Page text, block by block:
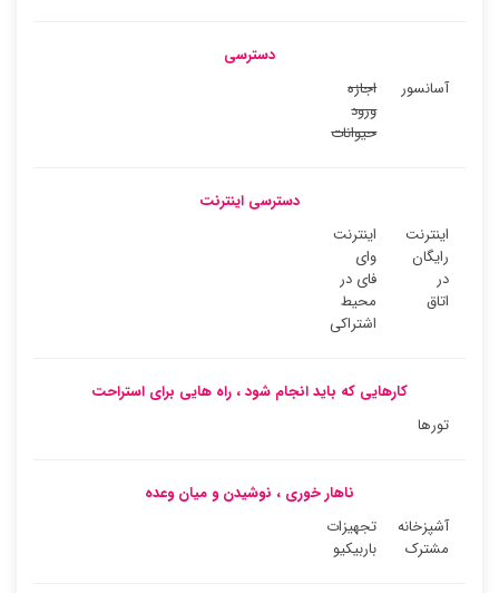
دسترسی
آسانسور
اجازه
ورود
حیوانات
دسترسی اینترنت
اینترنت
رایگان
در
اتاق
اینترنت
وای
فای در
محیط
اشتراکی
کارهایی که باید انجام شود ، راه هایی برای استراحت
تورها
ناهار خوری ، نوشیدن و میان وعده
آشپزخانه
مشترک
تجهیزات
باربیکیو